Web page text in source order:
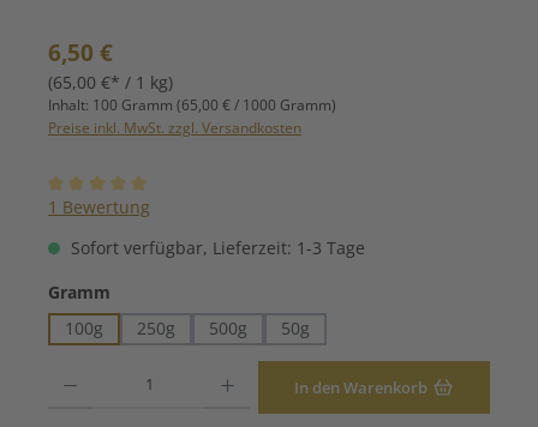
Regulärer Preis:
6,50 €
(65,00 €* / 1 kg)
Inhalt: 100 Gramm (65,00 € / 1000 Gramm)
Preise inkl. MwSt. zzgl. Versandkosten
Durchschnittliche Bewertung von 5 von 5 Sternen
1 Bewertung
Sofort verfügbar, Lieferzeit: 1-3 Tage
Gramm
100g
250g 500g 50g
In den Warenkorb